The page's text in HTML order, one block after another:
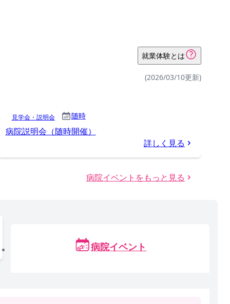
就業体験とは
(2026/03/10更新)
見学会・説明会 随時
病院説明会（随時開催）
詳しく見る
病院イベントをもっと見る
病院イベント